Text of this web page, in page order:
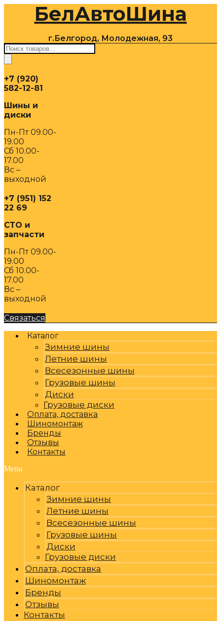
содержимомуБелАвтоШина
г.Белгород, Молодежная, 93
Поиск
товаров
+7 (920)
582-12-81
Шины и
диски
Пн-Пт 09.00-
19.00
Сб 10.00-
17.00
Вс –
выходной
+7 (951) 152
22 69
СТО и
запчасти
Пн-Пт 09.00-
19.00
Сб 10.00-
17.00
Вс –
выходной
Связаться
Каталог
Зимние шины
Летние шины
Всесезонные шины
Грузовые шины
Диски
Грузовые диски
Оплата, доставка
Шиномонтаж
Бренды
Отзывы
Контакты
Menu
Каталог
Зимние шины
Летние шины
Всесезонные шины
Грузовые шины
Диски
Грузовые диски
Оплата, доставка
Шиномонтаж
Бренды
Отзывы
Контакты